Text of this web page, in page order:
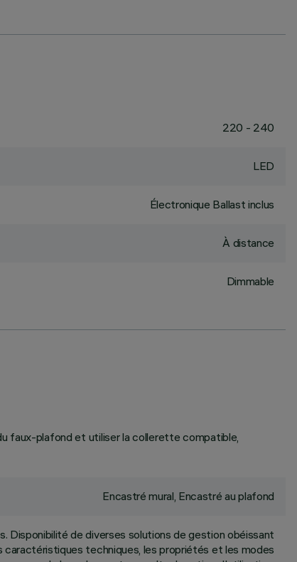
220 - 240
LED
Électronique Ballast inclus
À distance
Dimmable
faux-plafond et utiliser la collerette compatible,
Encastré mural, Encastré au plafond
Disponibilité de diverses solutions de gestion obéissant
caractéristiques techniques, les propriétés et les modes